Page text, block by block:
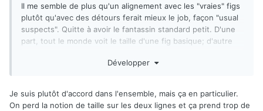
Il me semble de plus qu'un alignement avec les "vraies" figs
plutôt qu'avec des détours ferait mieux le job, façon "usual
suspects". Quitte à avoir le fantassin standard petit. D'une
part, tout le monde voit le taille d'une fig basique; d'autre
volmume des figs volumineuses
)
Il y a deux pickings Zones, après les factions et après les
monsters => à regrouper tous ensemble (et derrière)
Développer
Je suis plutôt d'accord dans l'ensemble, mais ça en particulier.
On perd la notion de taille sur les deux lignes et ça prend trop de